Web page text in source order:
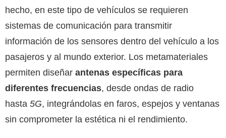
hecho, en este tipo de vehículos se requieren
sistemas de comunicación para transmitir
información de los sensores dentro del vehículo a los
pasajeros y al mundo exterior. Los metamateriales
permiten diseñar antenas específicas para
diferentes frecuencias, desde ondas de radio
hasta 5G, integrándolas en faros, espejos y ventanas
sin comprometer la estética ni el rendimiento.